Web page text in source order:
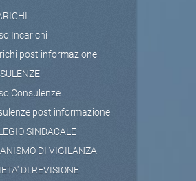
Incarichi
post informazione
Consulenze
post informazione
SINDACALE
DI VIGILANZA
DI REVISIONE